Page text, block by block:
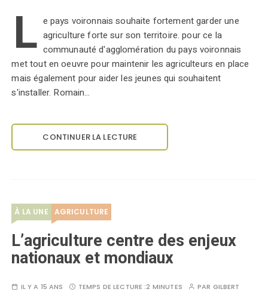
L e pays voironnais souhaite fortement garder une
agriculture forte sur son territoire. pour ce la
communauté d'agglomération du pays voironnais
met tout en oeuvre pour maintenir les agriculteurs en place
mais également pour aider les jeunes qui souhaitent
s'installer. Romain…
CONTINUER LA LECTURE
À LA UNE AGRICULTURE
L’agriculture centre des enjeux
nationaux et mondiaux
IL Y A 15 ANS TEMPS DE LECTURE :2 MINUTES PAR GILBERT